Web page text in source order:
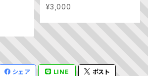
¥3,000
シェア LINE ポスト